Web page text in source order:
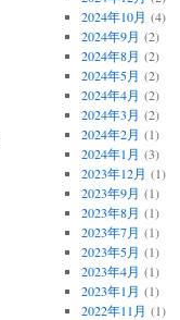
2024年10月 (4)
2024年9月 (2)
2024年8月 (2)
2024年5月 (2)
2024年4月 (2)
2024年3月 (2)
2024年2月 (1)
2024年1月 (3)
2023年12月 (1)
2023年9月 (1)
2023年8月 (1)
2023年7月 (1)
2023年5月 (1)
2023年4月 (1)
2023年1月 (1)
2022年11月 (1)